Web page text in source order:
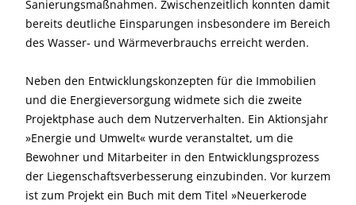
Sanierungsmaßnahmen. Zwischenzeitlich konnten damit
bereits deutliche Einsparungen insbesondere im Bereich
des Wasser- und Wärmeverbrauchs erreicht werden.
Neben den Entwicklungskonzepten für die Immobilien
und die Energieversorgung widmete sich die zweite
Projektphase auch dem Nutzerverhalten. Ein Aktionsjahr
»Energie und Umwelt« wurde veranstaltet, um die
Bewohner und Mitarbeiter in den Entwicklungsprozess
der Liegenschaftsverbesserung einzubinden. Vor kurzem
ist zum Projekt ein Buch mit dem Titel »Neuerkerode